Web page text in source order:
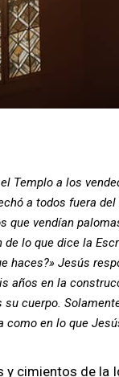
Templo a los
a todos fuera
vendían
lo que dice la
haces?» Jesús
años en la
cuerpo.
en lo que
y cimientos de la